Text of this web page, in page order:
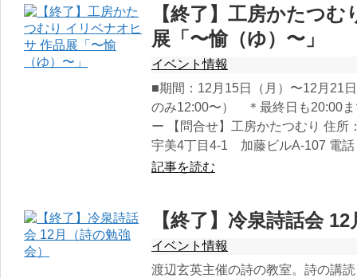
【終了】工房かたつ
展「〜愉（ゆ）〜」
イベント情報
■期間：12月15日（月）〜12月21
のみ12:00〜） ＊最終日も20:00
ー 【問合せ】工房かたつむり 住
宇美4丁目4-1 加藤ビルA-107 電話
記事を読む
【終了】冷泉詩話会
イベント情報
渡辺玄英主催の詩の教室。詩の講